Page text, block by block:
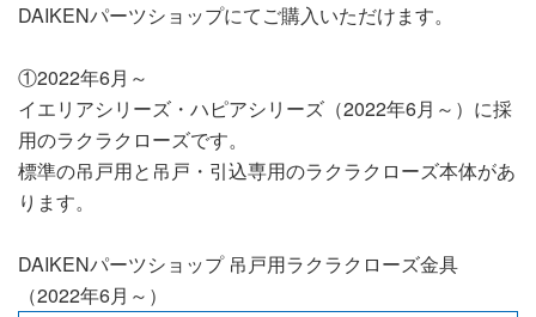
DAIKENパーツショップにてご購入いただけます。
①2022年6月～
イエリアシリーズ・ハピアシリーズ（2022年6月～）に採
用のラクラクローズです。
標準の吊戸用と吊戸・引込専用のラクラクローズ本体があ
ります。
DAIKENパーツショップ 吊戸用ラクラクローズ金具
（2022年6月～）